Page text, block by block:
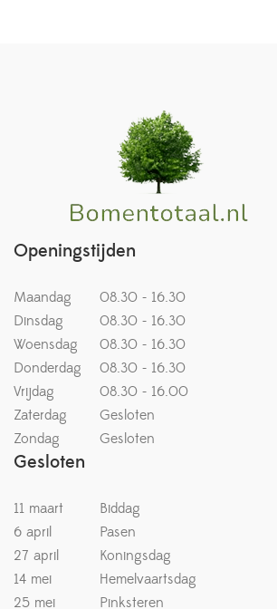
Openingstijden
Maandag
08.30 - 16.30
Dinsdag
08.30 - 16.30
Woensdag
08.30 - 16.30
Donderdag
08.30 - 16.30
Vrijdag
08.30 - 16.00
Zaterdag
Gesloten
Zondag
Gesloten
Gesloten
11 maart
Biddag
6 april
Pasen
27 april
Koningsdag
14 mei
Hemelvaartsdag
25 mei
Pinksteren